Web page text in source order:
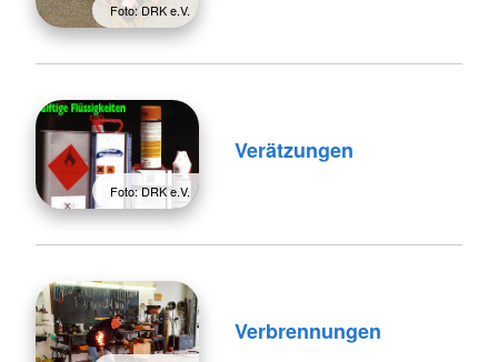
Foto: DRK e.V.
Foto: DRK e.V.
Verätzungen
Verbrennungen